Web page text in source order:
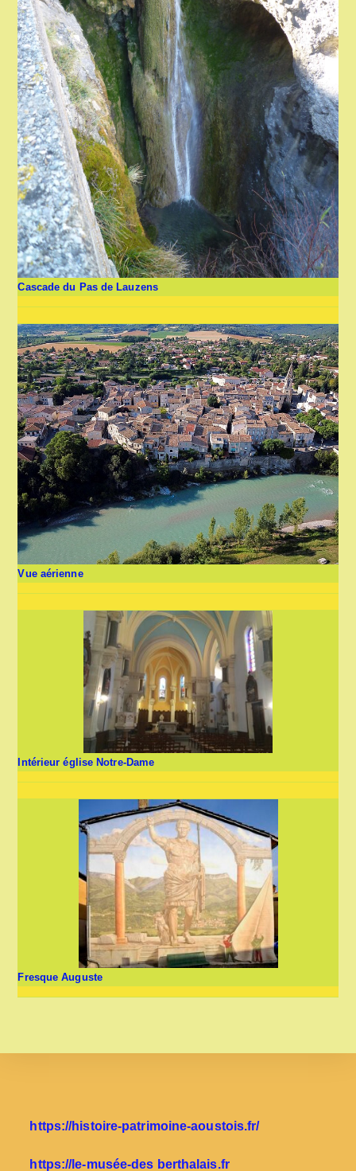
Cascade du Pas de Lauzens
Vue aérienne
Intérieur église Notre-Dame
Fresque Auguste
https://histoire-patrimoine-aoustois.fr/
https://le-musée-des berthalais.fr